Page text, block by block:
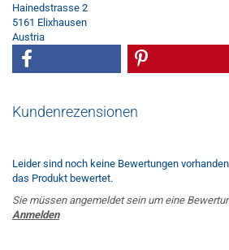
Hainedstrasse 2
5161 Elixhausen
Austria
Kundenrezensionen
Leider sind noch keine Bewertungen
das Produkt bewertet.
Sie müssen angemeldet sein um eine
Anmelden